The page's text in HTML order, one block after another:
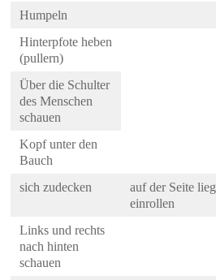
Humpeln
Hinterpfote heben
(pullern)
Über die Schulter
des Menschen
schauen
Kopf unter den
Bauch
sich zudecken
auf der Seite
einrollen
Links und rechts
nach hinten
schauen